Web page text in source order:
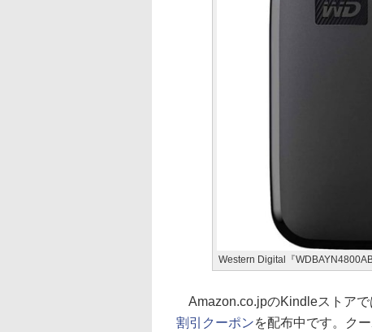
Western Digital『
Amazon.co.jpのKindleストアで
割引クーポンを配布中です。ク